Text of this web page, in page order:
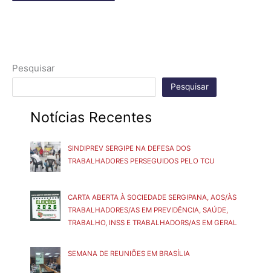
Pesquisar
Pesquisar
Notícias Recentes
SINDIPREV SERGIPE NA DEFESA DOS
TRABALHADORES PERSEGUIDOS PELO TCU
CARTA ABERTA À SOCIEDADE SERGIPANA, AOS/ÀS
TRABALHADORES/AS EM PREVIDÊNCIA, SAÚDE,
TRABALHO, INSS E TRABALHADORS/AS EM GERAL
SEMANA DE REUNIÕES EM BRASÍLIA